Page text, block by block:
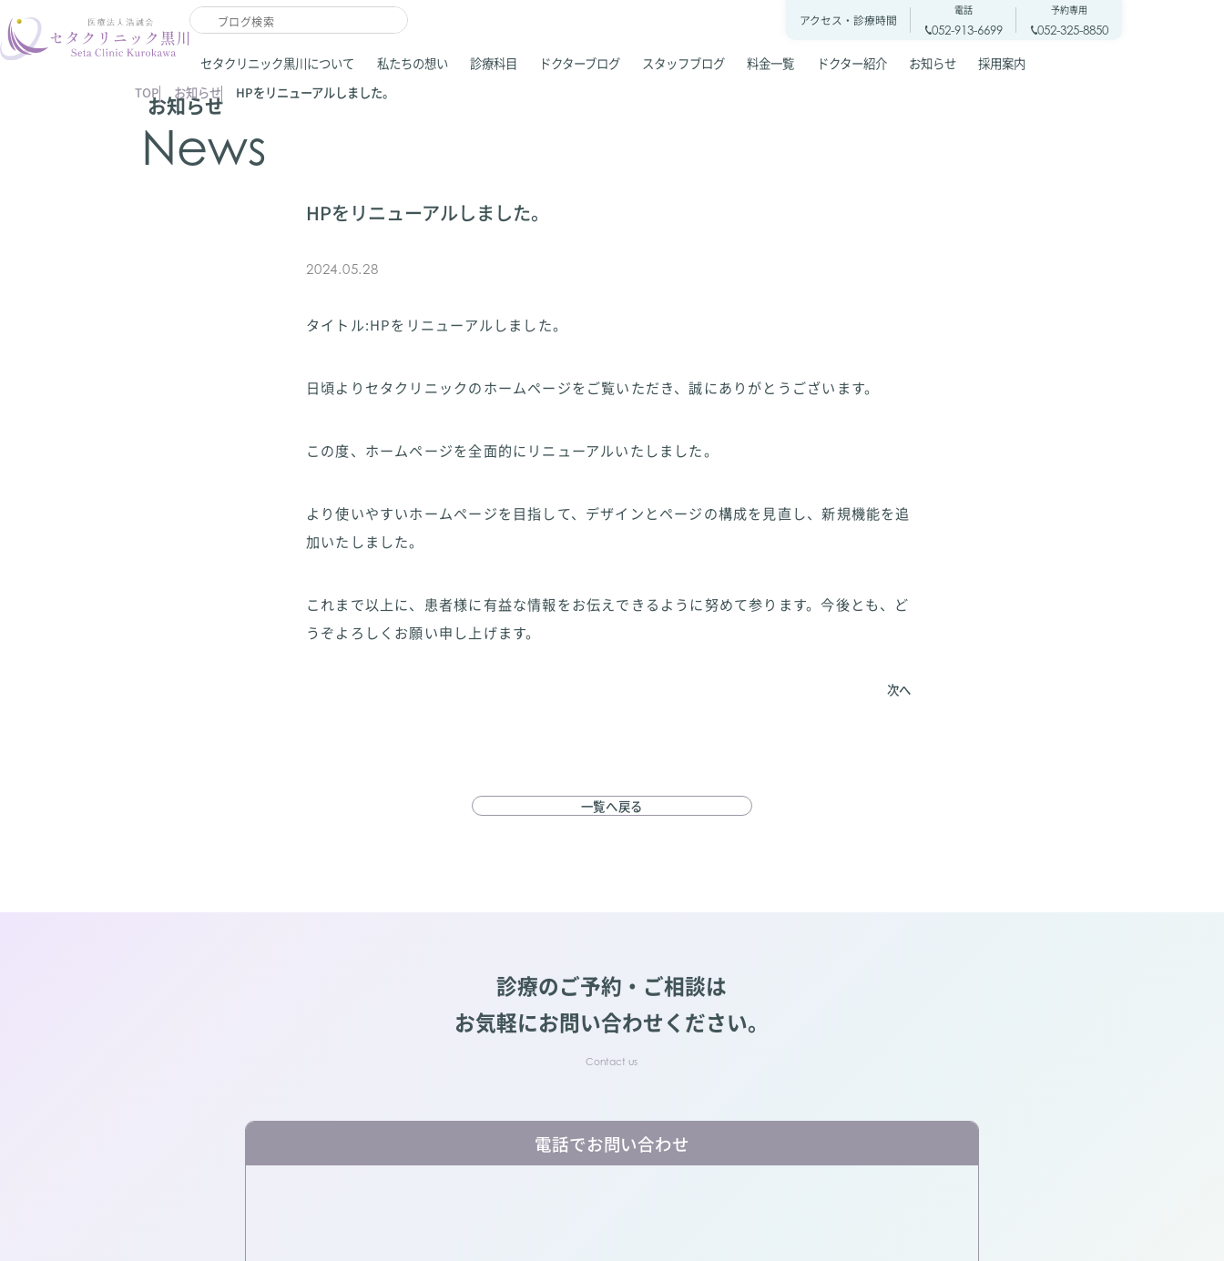
アクセス・診療時間
電話
052-913-6699
予約専用
052-325-8850
セタクリニック黒川について 私たちの想い 診療科目 ドクターブログ スタッフブログ 料金一覧 ドクター紹介 お知らせ 採用案内
お知らせ
News
TOP お知らせ HPをリニューアルしました。
HPをリニューアルしました。
2024.05.28
タイトル:HPをリニューアルしました。
日頃よりセタクリニックのホームページをご覧いただき、誠にありがとうございます。
この度、ホームページを全面的にリニューアルいたしました。
より使いやすいホームページを目指して、デザインとページの構成を見直し、新規機能を追
加いたしました。
これまで以上に、患者様に有益な情報をお伝えできるように努めて参ります。今後とも、ど
うぞよろしくお願い申し上げます。
次へ
一覧へ戻る
診療のご予約・ご相談は
お気軽にお問い合わせください。
電話でお問い合わせ